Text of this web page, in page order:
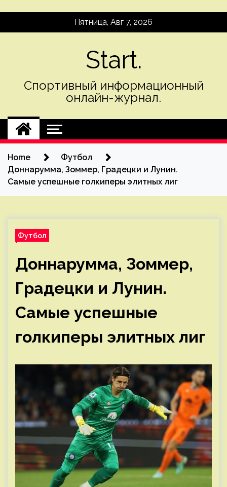
Пятница, Авг 7, 2026
Start.
Спортивный информационный
онлайн-журнал.
Home
Футбол
Доннарумма, Зоммер, Градецки и Лунин.
Самые успешные голкиперы элитных лиг
Футбол
Доннарумма, Зоммер,
Градецки и Лунин.
Самые успешные
голкиперы элитных лиг